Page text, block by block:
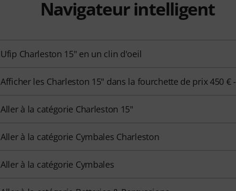
Navigateur intelligent
Ufip Charleston 15" en un clin d'oeil
Afficher les Charleston 15" dans la fourchette de prix 450 €
Aller à la catégorie Charleston 15"
Aller à la catégorie Cymbales Charleston
Aller à la catégorie Cymbales